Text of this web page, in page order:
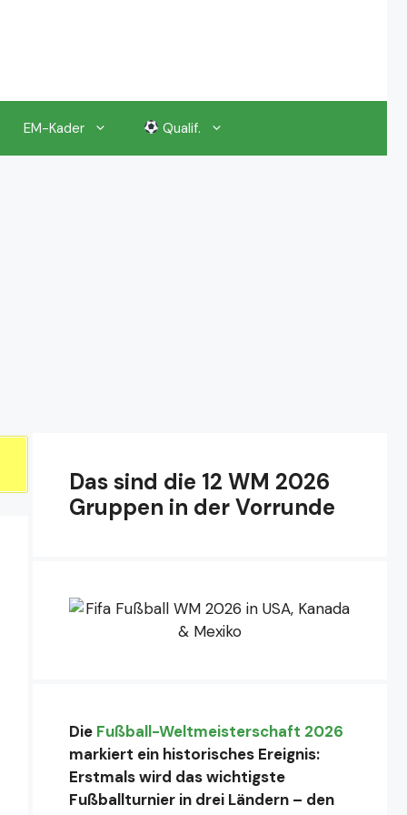
EM-Kader Qualif.
Das sind die 12 WM 2026
Gruppen in der Vorrunde
Die Fußball-Weltmeisterschaft 2026
markiert ein historisches Ereignis:
Erstmals wird das wichtigste
Fußballturnier in drei Ländern – den